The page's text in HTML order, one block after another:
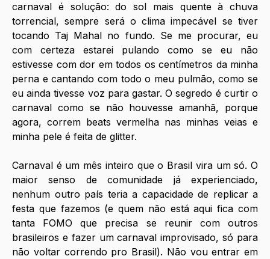
carnaval é solução: do sol mais quente à chuva
torrencial, sempre será o clima impecável se tiver
tocando Taj Mahal no fundo. Se me procurar, eu
com certeza estarei pulando como se eu não
estivesse com dor em todos os centímetros da minha
perna e cantando com todo o meu pulmão, como se
eu ainda tivesse voz para gastar. O segredo é curtir o
carnaval como se não houvesse amanhã, porque
agora, correm beats vermelha nas minhas veias e
minha pele é feita de glitter.
Carnaval é um mês inteiro que o Brasil vira um só. O
maior senso de comunidade já experienciado,
nenhum outro país teria a capacidade de replicar a
festa que fazemos (e quem não está aqui fica com
tanta FOMO que precisa se reunir com outros
brasileiros e fazer um carnaval improvisado, só para
não voltar correndo pro Brasil). Não vou entrar em